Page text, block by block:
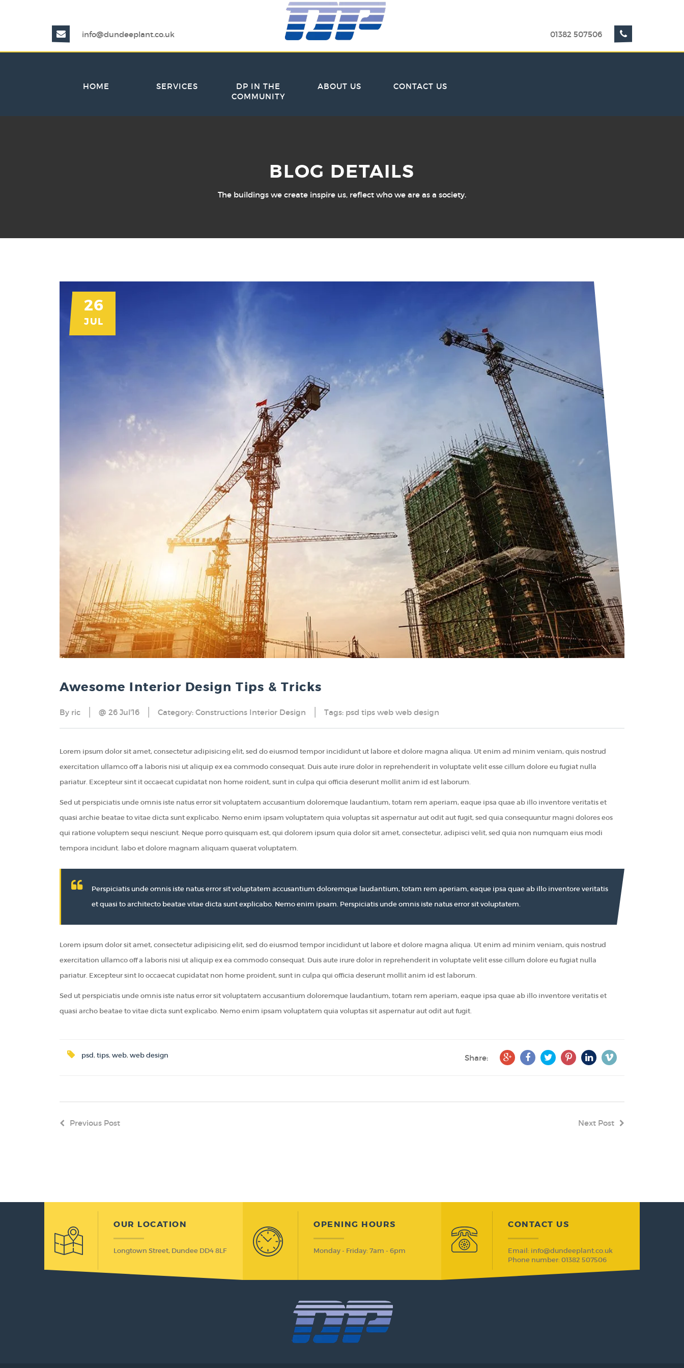
info@dundeeplant.co.uk 01382 507506
HOME SERVICES
DP IN THE
COMMUNITY
ABOUT US CONTACT US
BLOG DETAILS
The buildings we create inspire us, reflect who we are as a society.
26
JUL
Awesome Interior Design Tips & Tricks
By ric @ 26 Jul'16 Category: Constructions Interior Design Tags: psd tips web web design
Lorem ipsum dolor sit amet, consectetur adipisicing elit, sed do eiusmod tempor incididunt ut labore et dolore magna aliqua. Ut enim ad minim veniam, quis nostrud
exercitation ullamco off a laboris nisi ut aliquip ex ea commodo consequat. Duis aute irure dolor in reprehenderit in voluptate velit esse cillum dolore eu fugiat nulla
pariatur. Excepteur sint it occaecat cupidatat non home roident, sunt in culpa qui officia deserunt mollit anim id est laborum.
Sed ut perspiciatis unde omnis iste natus error sit voluptatem accusantium doloremque laudantium, totam rem aperiam, eaque ipsa quae ab illo inventore veritatis et
quasi archie beatae to vitae dicta sunt explicabo. Nemo enim ipsam voluptatem quia voluptas sit aspernatur aut odit aut fugit, sed quia consequuntur magni dolores eos
qui ratione voluptem sequi nesciunt. Neque porro quisquam est, qui dolorem ipsum quia dolor sit amet, consectetur, adipisci velit, sed quia non numquam eius modi
tempora incidunt. labo et dolore magnam aliquam quaerat voluptatem.
Perspiciatis unde omnis iste natus error sit voluptatem accusantium doloremque laudantium, totam rem aperiam, eaque ipsa quae ab illo inventore veritatis
et quasi to architecto beatae vitae dicta sunt explicabo. Nemo enim ipsam. Perspiciatis unde omnis iste natus error sit voluptatem.
Lorem ipsum dolor sit amet, consectetur adipisicing elit, sed do eiusmod tempor incididunt ut labore et dolore magna aliqua. Ut enim ad minim veniam, quis nostrud
exercitation ullamco off a laboris nisi ut aliquip ex ea commodo consequat. Duis aute irure dolor in reprehenderit in voluptate velit esse cillum dolore eu fugiat nulla
pariatur. Excepteur sint Io occaecat cupidatat non home proident, sunt in culpa qui officia deserunt mollit anim id est laborum.
Sed ut perspiciatis unde omnis iste natus error sit voluptatem accusantium doloremque laudantium, totam rem aperiam, eaque ipsa quae ab illo inventore veritatis et
quasi archo beatae to vitae dicta sunt explicabo. Nemo enim ipsam voluptatem quia voluptas sit aspernatur aut odit aut fugit.
psd, tips, web, web design Share:
Previous Post Next Post
OUR LOCATION
Longtown Street, Dundee DD4 8LF
OPENING HOURS
Monday - Friday: 7am - 6pm
CONTACT US
Email: info@dundeeplant.co.uk
Phone number: 01382 507506